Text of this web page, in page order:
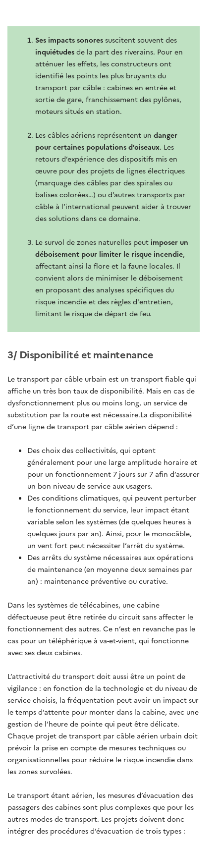
Ses impacts sonores suscitent souvent des
inquiétudes de la part des riverains. Pour en
atténuer les effets, les constructeurs ont
identifié les points les plus bruyants du
transport par câble : cabines en entrée et
sortie de gare, franchissement des pylônes,
moteurs situés en station.
Les câbles aériens représentent un danger
pour certaines populations d’oiseaux. Les
retours d’expérience des dispositifs mis en
œuvre pour des projets de lignes électriques
(marquage des câbles par des spirales ou
balises colorées…) ou d’autres transports par
câble à l’international peuvent aider à trouver
des solutions dans ce domaine.
Le survol de zones naturelles peut imposer un
déboisement pour limiter le risque incendie,
affectant ainsi la flore et la faune locales. Il
convient alors de minimiser le déboisement
en proposant des analyses spécifiques du
risque incendie et des règles d'entretien,
limitant le risque de départ de feu.
3/ Disponibilité et maintenance
Le transport par câble urbain est un transport fiable qui
affiche un très bon taux de disponibilité. Mais en cas de
dysfonctionnement plus ou moins long, un service de
substitution par la route est nécessaire.La disponibilité
d’une ligne de transport par câble aérien dépend :
Des choix des collectivités, qui optent
généralement pour une large amplitude horaire et
pour un fonctionnement 7 jours sur 7 afin d’assurer
un bon niveau de service aux usagers.
Des conditions climatiques, qui peuvent perturber
le fonctionnement du service, leur impact étant
variable selon les systèmes (de quelques heures à
quelques jours par an). Ainsi, pour le monocâble,
un vent fort peut nécessiter l’arrêt du système.
Des arrêts du système nécessaires aux opérations
de maintenance (en moyenne deux semaines par
an) : maintenance préventive ou curative.
Dans les systèmes de télécabines, une cabine
défectueuse peut être retirée du circuit sans affecter le
fonctionnement des autres. Ce n’est en revanche pas le
cas pour un téléphérique à va-et-vient, qui fonctionne
avec ses deux cabines.
L’attractivité du transport doit aussi être un point de
vigilance : en fonction de la technologie et du niveau de
service choisis, la fréquentation peut avoir un impact sur
le temps d’attente pour monter dans la cabine, avec une
gestion de l’heure de pointe qui peut être délicate.
Chaque projet de transport par câble aérien urbain doit
prévoir la prise en compte de mesures techniques ou
organisationnelles pour réduire le risque incendie dans
les zones survolées.
Le transport étant aérien, les mesures d’évacuation des
passagers des cabines sont plus complexes que pour les
autres modes de transport. Les projets doivent donc
intégrer des procédures d’évacuation de trois types :